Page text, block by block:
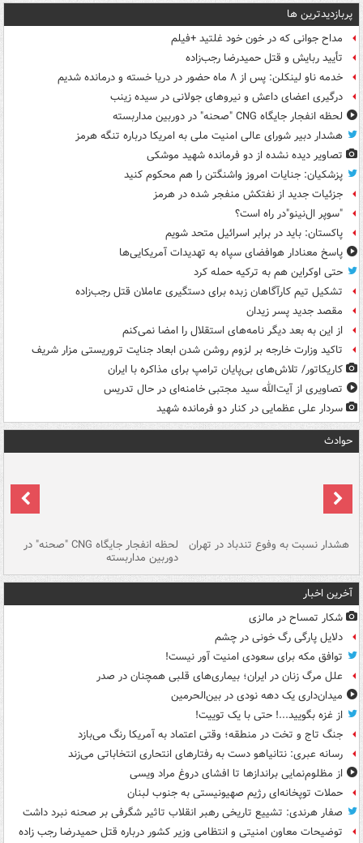
پربازدیدترین ها
مداح جوانی که در خون خود غلتید +فیلم
تأیید ربایش و قتل حمیدرضا رجب‌زاده
خدمه ناو لینکلن: پس از ۸ ماه حضور در دریا خسته و درمانده‌ شدیم
درگیری اعضای داعش و نیروهای جولانی در سیده زینب
لحظه انفجار جایگاه CNG "صحنه" در دوربین مداربسته
هشدار دبیر شورای عالی امنیت ملی به امریکا درباره تنگه هرمز
تصاویر دیده‌ نشده از دو فرمانده شهید موشکی
پزشکیان: جنایات امروز واشنگتن را هم محکوم کنید
جزئیات جدید از نفتکش منفجر شده در هرمز
"سوپر ال‌نینو"در راه است؟
پاکستان: باید در برابر اسرائیل متحد شویم
پاسخ معنادار هوافضای سپاه به تهدیدات آمریکایی‌ها
حتی اوکراین هم به ترکیه حمله کرد
تشکیل تیم کارآگاهان زبده برای دستگیری عاملان قتل رجب‌زاده
مقصد جدید پسر زیدان
از این به بعد دیگر نامه‌های استقلال را امضا نمی‌کنم
تاکید وزارت خارجه بر لزوم روشن شدن ابعاد جنایت تروریستی مزار شریف
کاریکاتور/ تلاش‌های بی‌پایان ترامپ برای مذاکره با ایران
تصاویری از آیت‌الله سید مجتبی خامنه‌ای در حال تدریس
سردار علی عظمایی در کنار دو فرمانده شهید
حوادث
هشدار نسبت به وفوع تندباد در تهران لحظه انفجار جایگاه CNG "صحنه" در
دوربین مداربسته
آخرین اخبار
شکار تمساح در مالزی
دلایل پارگی رگ خونی در چشم
توافق مکه برای سعودی امنیت آور نیست!
علل مرگ زنان در ایران؛ بیماری‌های قلبی همچنان در صدر
میدان‌داری یک دهه نودی در بین‌الحرمین
از غزه بگویید...! حتی با یک توییت!
جنگ تاج و تخت در منطقه؛ وقتی اعتماد به آمریکا رنگ می‌بازد
رسانه عبری: نتانیاهو دست به رفتارهای انتحاری انتخاباتی می‌زند
از مظلوم‌نمایی براندازها تا افشای دروغ مراد ویسی
حملات توپخانه‌ای رژیم صهیونیستی به جنوب لبنان
صفار هرندی: تشییع تاریخی رهبر انقلاب تاثیر شگرفی بر صحنه نبرد داشت
توضیحات معاون امنیتی و انتظامی وزیر کشور درباره قتل حمیدرضا رجب زاده